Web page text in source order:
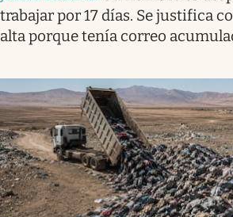
trabajar por 17 días. Se justifica
alta porque tenía correo